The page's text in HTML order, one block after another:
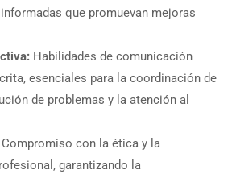
que promuevan mejoras
Habilidades de comunicación
esenciales para la coordinación de
de problemas y la atención al
Compromiso con la ética y la
garantizando la